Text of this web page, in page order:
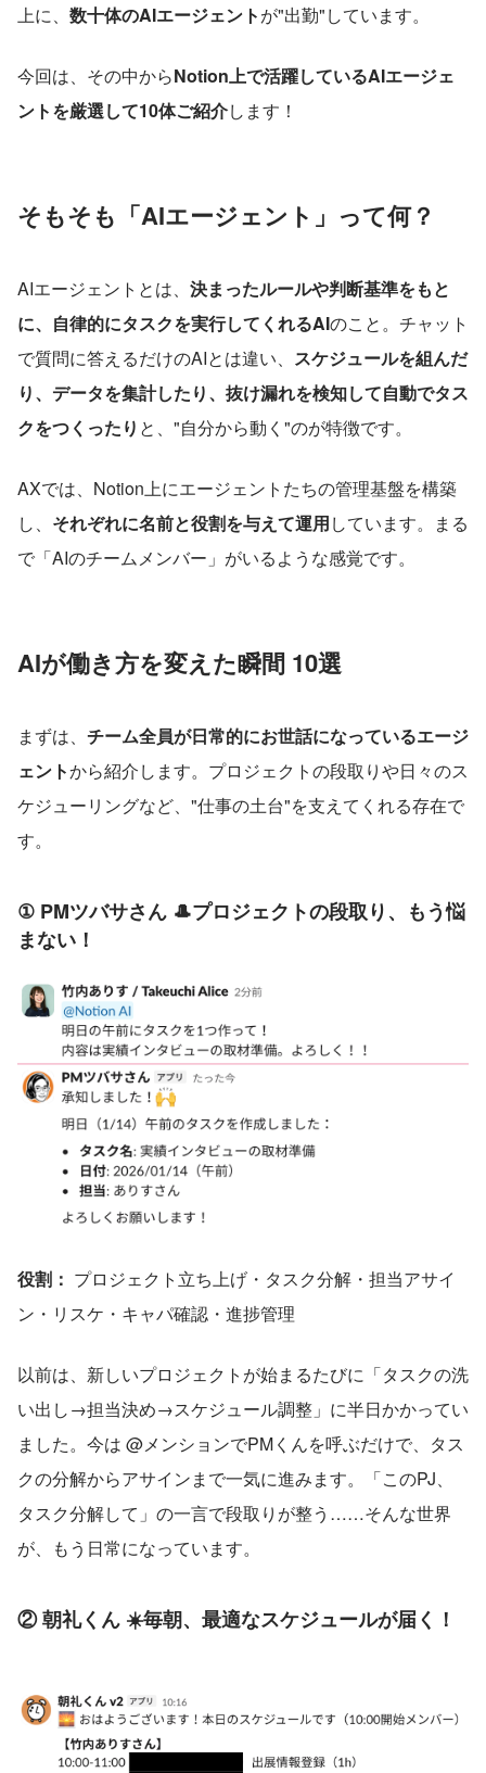
上に、 数十体のAIエージェントが"出勤"しています。
今回は、その中からNotion上で活躍しているAIエージェ
ントを厳選して10体ご紹介します！
そもそも「AIエージェント」って何？
AIエージェントとは、 決まったルールや判断基準をもと
に、自律的にタスクを実行してくれるAIのこと。チャット
で質問に答えるだけのAIとは違い、 スケジュールを組んだ
り、データを集計したり、抜け漏れを検知して自動でタス
クをつくったり と、"自分から動く"のが特徴です。
AXでは、Notion上にエージェントたちの管理基盤を構築
し、 それぞれに名前と役割を与えて運用しています。まる
で「AIのチームメンバー」がいるような感覚です。
AIが働き方を変えた瞬間 10選
まずは、 チーム全員が日常的にお世話になっているエージ
ェントから紹介します。プロジェクトの段取りや日々のス
ケジューリングなど、"仕事の土台"を支えてくれる存在で
す。
① PMツバサさん 🎩プロジェクトの段取り、もう悩
まない！
役割： プロジェクト立ち上げ・タスク分解・担当アサイ
ン・リスケ・キャパ確認・進捗管理
以前は、新しいプロジェクトが始まるたびに「タスクの洗
い出し→担当決め→スケジュール調整」に半日かかってい
ました。今は @メンションでPMくんを呼ぶだけで、タス
クの分解からアサインまで一気に進みます。「このPJ、
タスク分解して」の一言で段取りが整う……そんな世界
が、もう日常になっています。
② 朝礼くん ☀️毎朝、最適なスケジュールが届く！